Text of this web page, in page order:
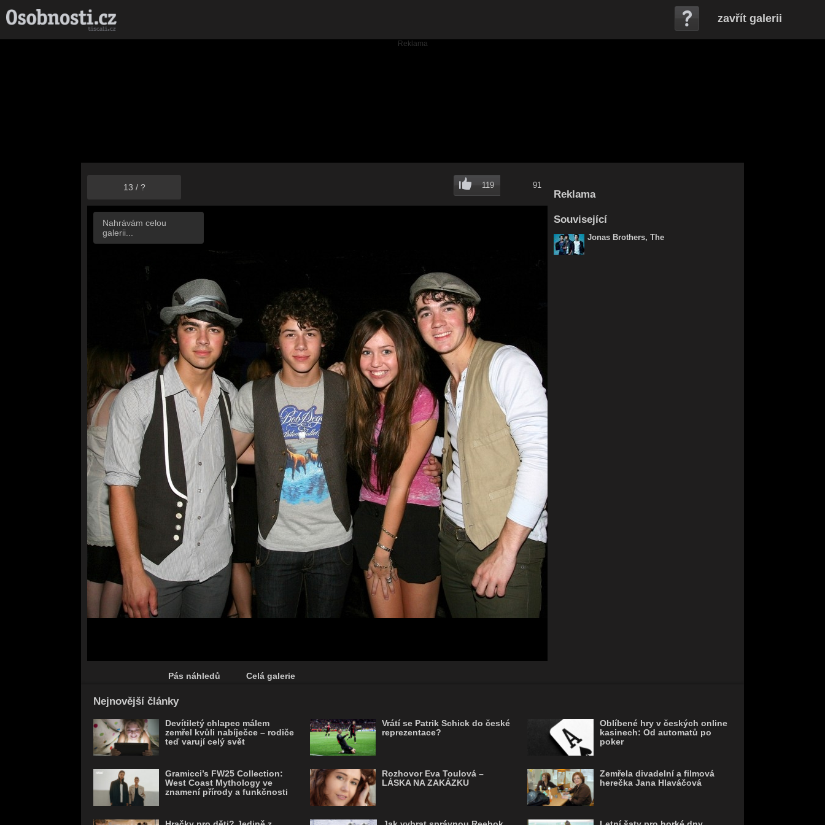
zavřít galerii
Nahrávám celou
galerii...
13 / ? 119 91
Pás náhledů Celá galerie
Reklama
Související
Jonas Brothers, The
Nejnovější články
Devítiletý chlapec málem
zemřel kvůli nabíječce – rodiče
teď varují celý svět
Gramicci’s FW25 Collection:
West Coast Mythology ve
znamení přírody a funkčnosti
Vrátí se Patrik Schick do české
reprezentace?
Rozhovor Eva Toulová –
LÁSKA NA ZAKÁZKU
Oblíbené hry v českých online
kasinech: Od automatů po
poker
Zemřela divadelní a filmová
herečka Jana Hlaváčová